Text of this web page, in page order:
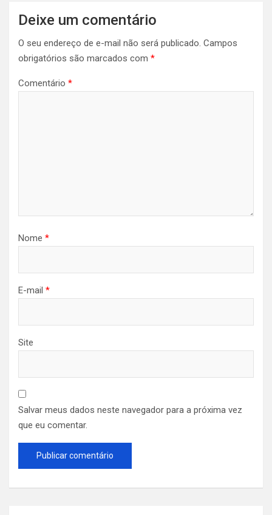
Deixe um comentário
O seu endereço de e-mail não será publicado. Campos
obrigatórios são marcados com *
Comentário *
Nome *
E-mail *
Site
Salvar meus dados neste navegador para a próxima vez
que eu comentar.